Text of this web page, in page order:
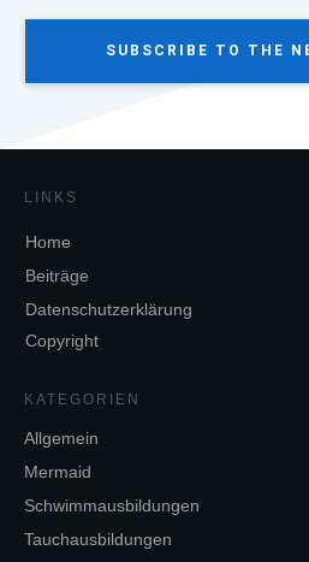
SUBSCRIBE TO THE
LINKS
Home
Beiträge
Datenschutzerklärung
Copyright
KATEGORIEN
Allgemein
Mermaid
Schwimmausbildungen
Tauchausbildungen